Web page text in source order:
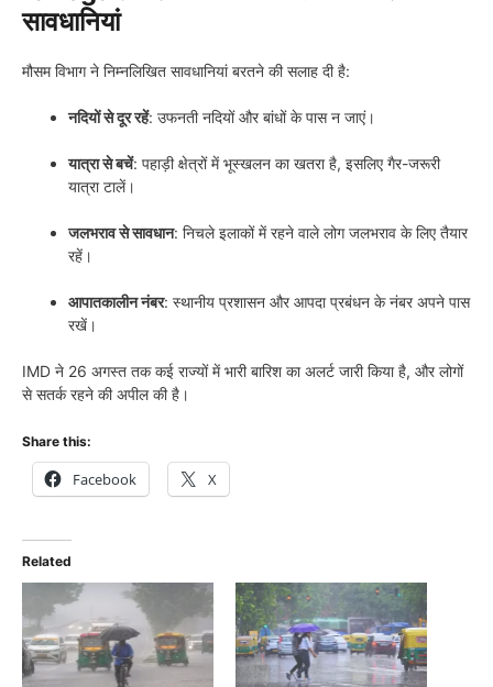
सावधानियां
मौसम विभाग ने निम्नलिखित सावधानियां बरतने की सलाह दी है:
नदियों से दूर रहें: उफनती नदियों और बांधों के पास न जाएं।
यात्रा से बचें: पहाड़ी क्षेत्रों में भूस्खलन का खतरा है, इसलिए गैर-जरूरी
यात्रा टालें।
जलभराव से सावधान: निचले इलाकों में रहने वाले लोग जलभराव के लिए तैयार
रहें।
आपातकालीन नंबर: स्थानीय प्रशासन और आपदा प्रबंधन के नंबर अपने पास
रखें।
IMD ने 26 अगस्त तक कई राज्यों में भारी बारिश का अलर्ट जारी किया है, और लोगों
से सतर्क रहने की अपील की है।
Share this:
Facebook X
Related